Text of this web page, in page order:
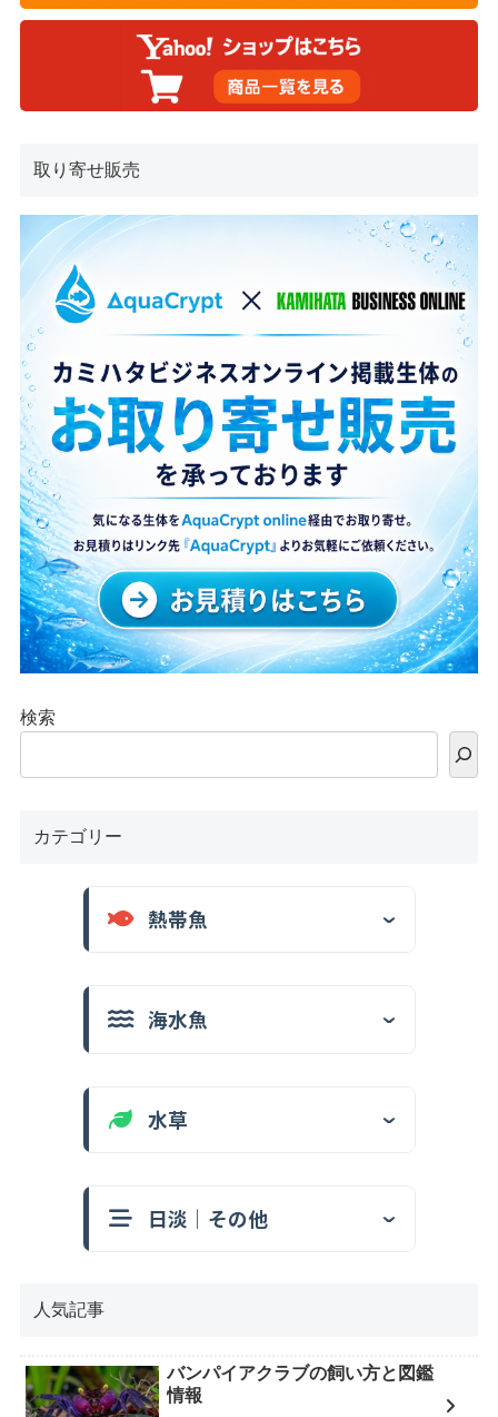
取り寄せ販売
検索
カテゴリー
熱帯魚
海水魚
水草
日淡｜その他
人気記事
バンパイアクラブの飼い方と図鑑
情報